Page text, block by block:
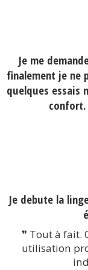
Je me
finalement je ne
quelques essais
Je debute la
❞ Tout à fait.
utilisation